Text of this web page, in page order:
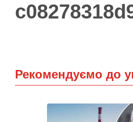
Рекомендуємо до